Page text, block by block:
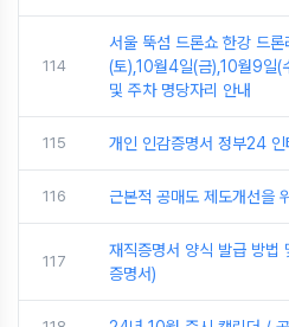
114
서울 뚝섬 드론쇼 한강 드
(토),10월4일(금),10월9일(
및 주차 명당자리 안내
115 개인 인감증명서 정부24
116 근본적 공매도 제도개선을
117
재직증명서 양식 발급 방법
증명서)